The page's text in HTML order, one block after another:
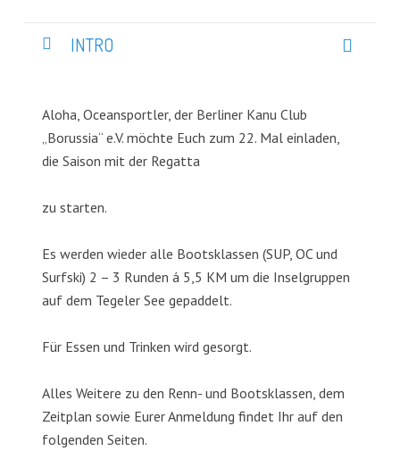
INTRO
Aloha, Oceansportler, der Berliner Kanu Club
„Borussia“ e.V. möchte Euch zum 22. Mal einladen,
die Saison mit der Regatta
zu starten.
Es werden wieder alle Bootsklassen (SUP, OC und
Surfski) 2 – 3 Runden á 5,5 KM um die Inselgruppen
auf dem Tegeler See gepaddelt.
Für Essen und Trinken wird gesorgt.
Alles Weitere zu den Renn- und Bootsklassen, dem
Zeitplan sowie Eurer Anmeldung findet Ihr auf den
folgenden Seiten.